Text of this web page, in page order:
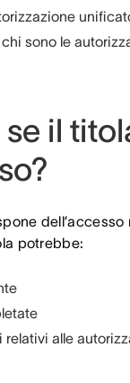
sono le
il
potrebbe:
alle